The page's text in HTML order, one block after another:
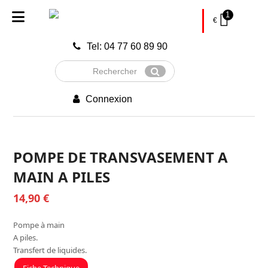
Tel: 04 77 60 89 90
Rechercher
Envoyer
Connexion
€
1
POMPE DE TRANSVASEMENT A
MAIN A PILES
14,90€
Pompe à main
A piles.
Transfert de liquides.